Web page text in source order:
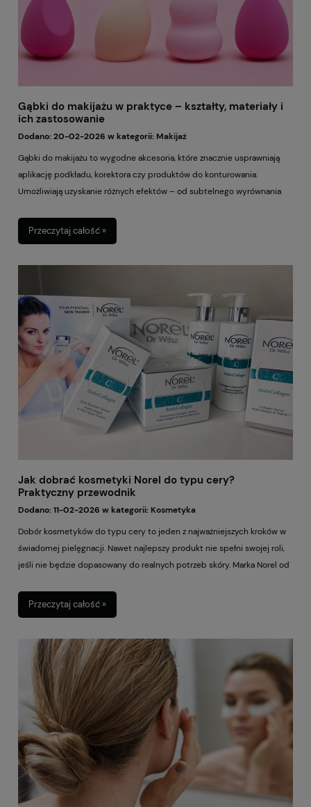
Gąbki do makijażu w praktyce – kształty, materiały i
ich zastosowanie
Dodano:20-02-2026 w kategorii: Makijaż
Gąbki do makijażu to wygodne akcesoria, które znacznie usprawniają
aplikację podkładu, korektora czy produktów do konturowania.
Umożliwiają uzyskanie różnych efektów – od subtelnego wyrównania
rozmiarach i rodzajach materiału, co przekłada się na sposób pracy z
kosmetykiem oraz końcowy rezultat na skórze. W tym artykule
makijażu. Dowiesz się, jak dopasować gąbkę do typu cery,
preferowanego stylu oraz oczekiwanego wykończenia, a przy okazji – jak
ograniczyć zużycie produktów i skrócić czas wykonywania makijażu.
Przeczytaj całość »
Jak dobrać kosmetyki Norel do typu cery?
Praktyczny przewodnik
Dodano:11-02-2026 w kategorii: Kosmetyka
Dobór kosmetyków do typu cery to jeden z najważniejszych kroków w
świadomej pielęgnacji. Nawet najlepszy produkt nie spełni swojej roli,
jeśli nie będzie dopasowany do realnych potrzeb skóry. Marka Norel od
konkretne problemy – od przesuszenia, przez nadreaktywność, aż po
utratę jędrności. Dzięki temu łatwiej stworzyć rutynę, która nie jest
znajdziesz praktyczne wskazówki, które pomogą Ci rozpoznać potrzeby
skóry i dobrać kosmetyki tak, aby pielęgnacja była prosta, logiczna i
dawała widoczne rezultaty.
Przeczytaj całość »